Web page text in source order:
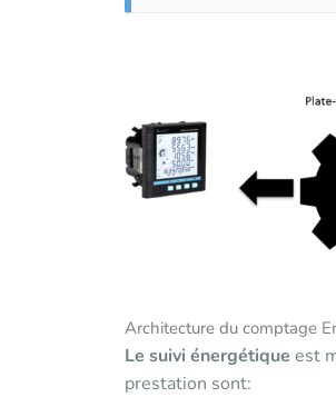
Architecture du comptage
Le suivi énergétique est
prestation sont: